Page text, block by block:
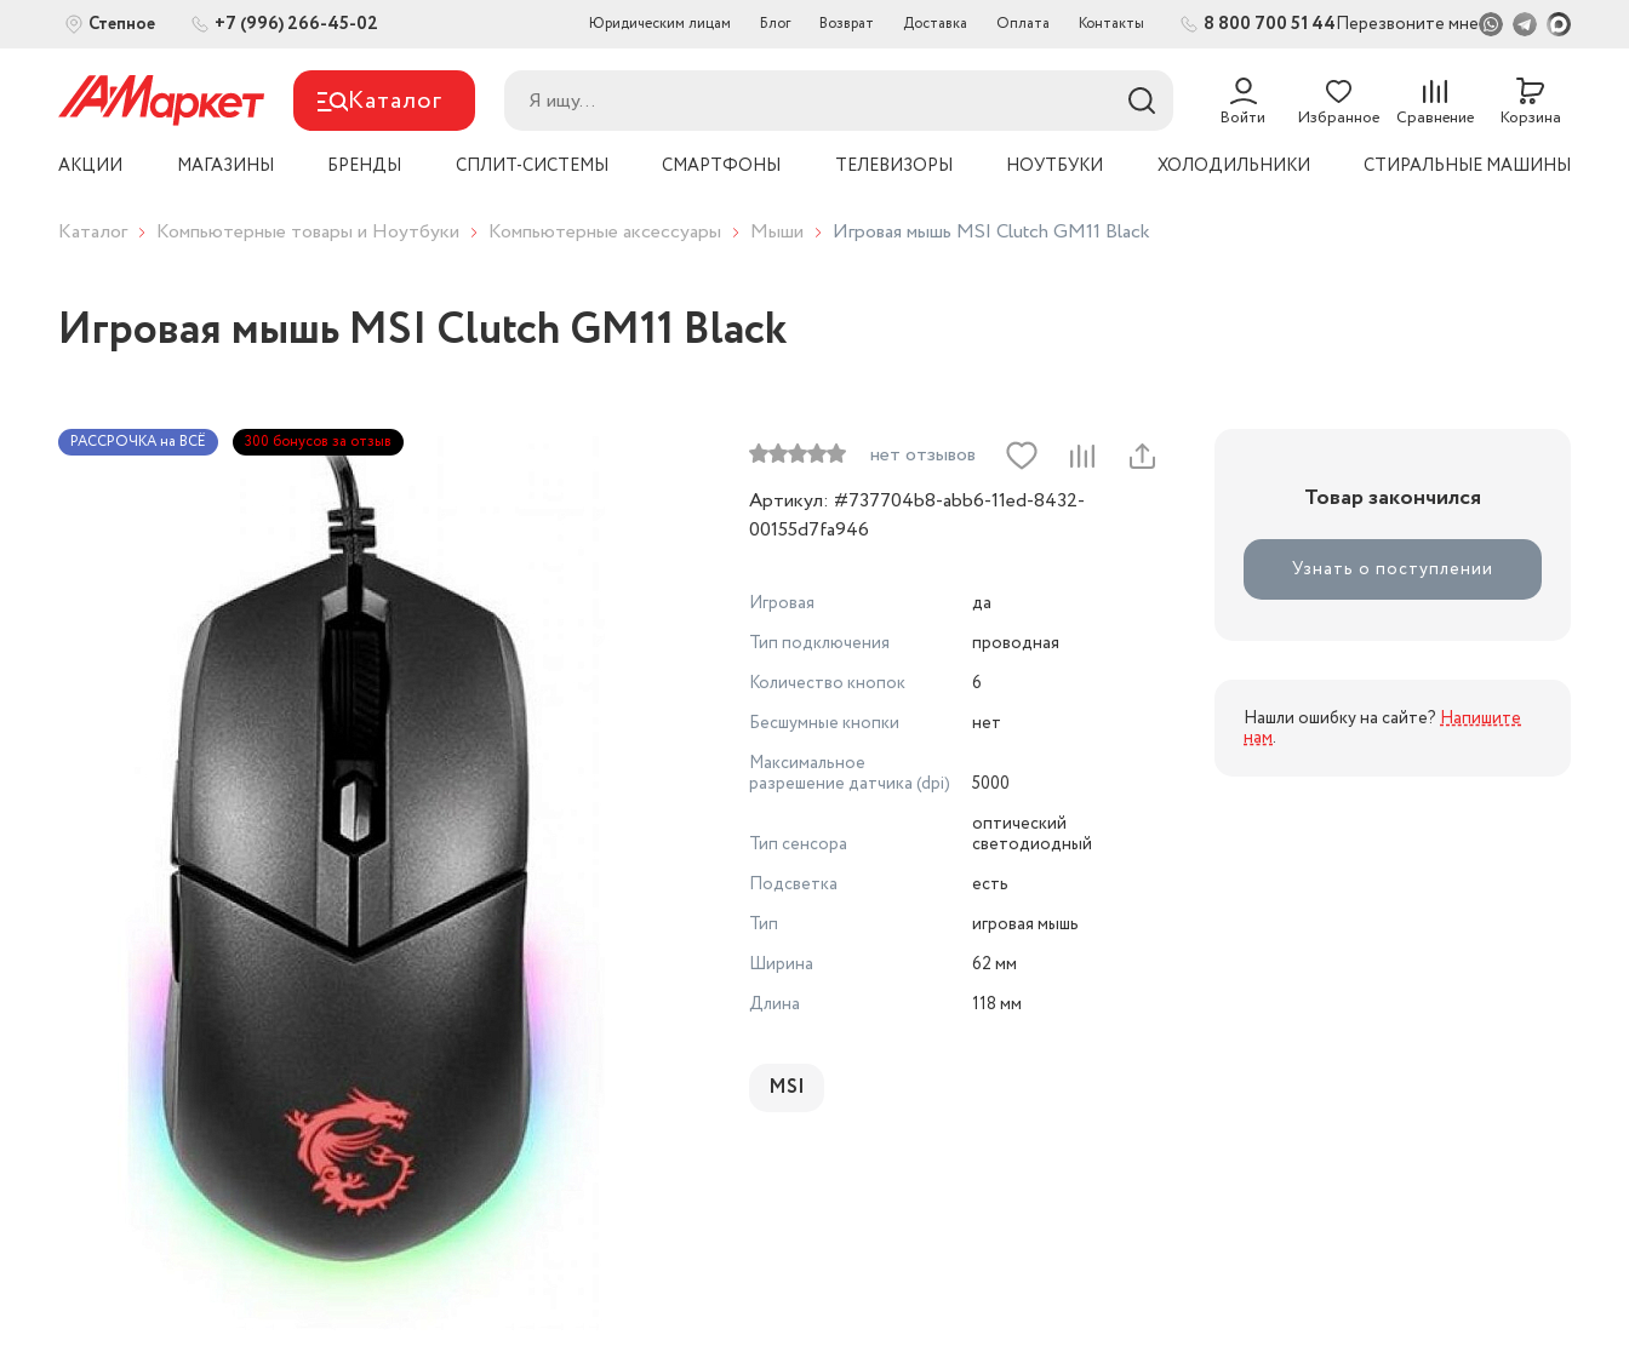
Степное +7 (996) 266-45-02 Юридическим лицам Блог Возврат Доставка Оплата Контакты 8 800 700 51 44Перезвоните мне
Каталог Войти Избранное Сравнение
54
Корзина
АКЦИИ МАГАЗИНЫ БРЕНДЫ СПЛИТ-СИСТЕМЫ СМАРТФОНЫ ТЕЛЕВИЗОРЫ НОУТБУКИ ХОЛОДИЛЬНИКИ СТИРАЛЬНЫЕ МАШИНЫ
Каталог Компьютерные товары и Ноутбуки Компьютерные аксессуары Мыши Игровая мышь MSI Clutch GM11 Black
Игровая мышь MSI Clutch GM11 Black
РАССРОЧКА на ВСЁ 300 бонусов за отзыв
нет отзывов
Артикул: #737704b8-abb6-11ed-8432-
00155d7fa946
Игровая
да
Тип подключения
проводная
Количество кнопок
6
Бесшумные кнопки
нет
Максимальное
разрешение датчика (dpi)
5000
Тип сенсора
оптический
светодиодный
Подсветка
есть
Тип
игровая мышь
Ширина
62 мм
Длина
118 мм
MSI
Товар закончился
Узнать о поступлении
Нашли ошибку на сайте? Напишите
нам.